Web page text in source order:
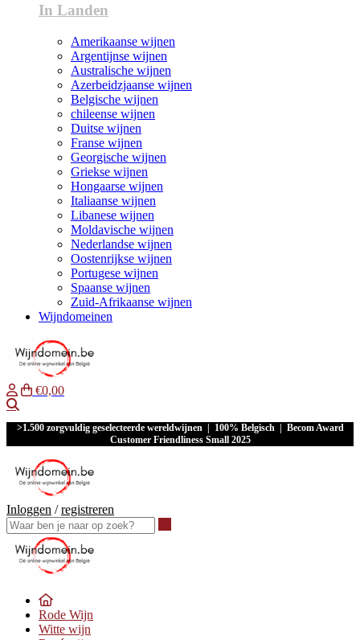
In Landen
Amerikaanse wijnen
Argentijnse wijnen
Australische wijnen
Azerbeidzjaanse wijnen
Belgische wijnen
chileense wijnen
Duitse wijnen
Franse wijnen
Georgische wijnen
Griekse wijnen
Hongaarse wijnen
Italiaanse wijnen
Libanese wijnen
Moldavische wijnen
Nederlandse wijnen
Oostenrijkse wijnen
Portugese wijnen
Spaanse wijnen
Zuid-Afrikaanse wijnen
Wijndomeinen
€0,00
>1.500 zorgvuldig geselecteerde wereldwijnen | 100% Belgisch | Becom Award
Customer Friendliness Small 2025
Inloggen /registreren
Rode Wijn
Witte wijn